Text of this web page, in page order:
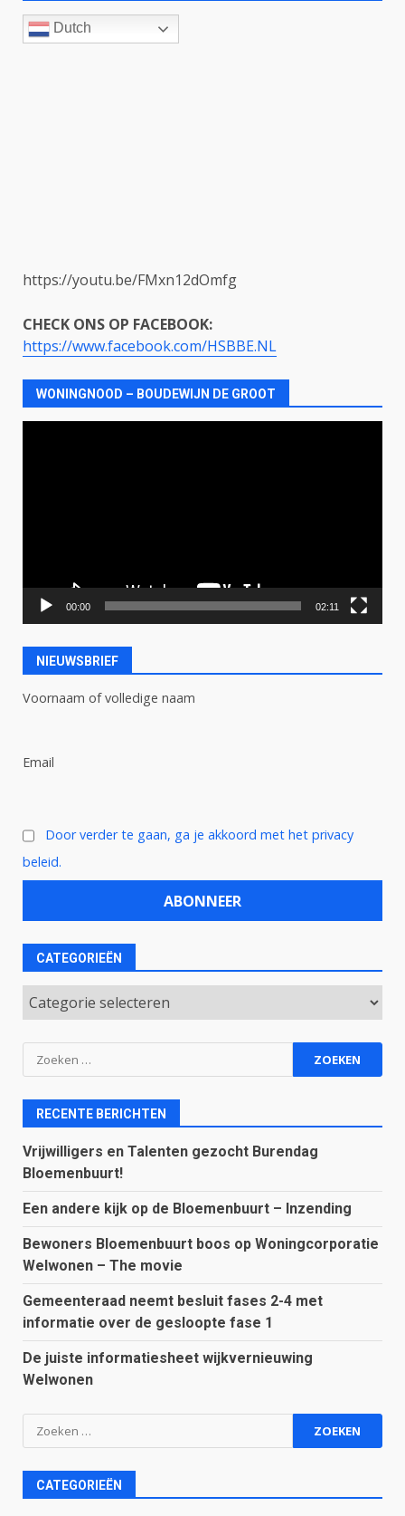
Dutch
https://youtu.be/FMxn12dOmfg
CHECK ONS OP FACEBOOK:
https://www.facebook.com/HSBBE.NL
WONINGNOOD – BOUDEWIJN DE GROOT
00:00 02:11
NIEUWSBRIEF
Voornaam of volledige naam
Email
Door verder te gaan, ga je akkoord met het privacy
beleid.
CATEGORIEËN
Categorieën
Zoeken
naar:
RECENTE BERICHTEN
Vrijwilligers en Talenten gezocht Burendag
Bloemenbuurt!
Een andere kijk op de Bloemenbuurt – Inzending
Bewoners Bloemenbuurt boos op Woningcorporatie
Welwonen – The movie
Gemeenteraad neemt besluit fases 2-4 met
informatie over de gesloopte fase 1
De juiste informatiesheet wijkvernieuwing
Welwonen
Zoeken
naar:
CATEGORIEËN